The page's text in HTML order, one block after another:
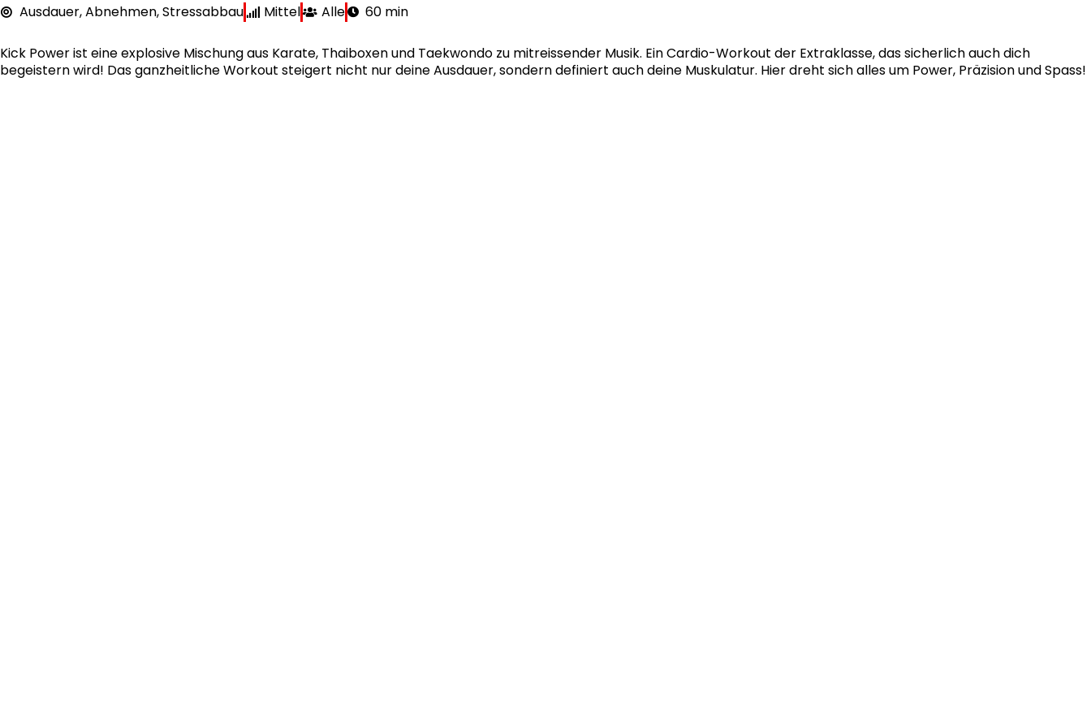
Ausdauer, Abnehmen, Stressabbau Mittel Alle 60 min
Kick Power ist eine explosive Mischung aus Karate, Thaiboxen und Taekwondo zu mitreissender Musik. Ein Cardio-Workout der Extraklasse, das sicherlich auch dich
begeistern wird! Das ganzheitliche Workout steigert nicht nur deine Ausdauer, sondern definiert auch deine Muskulatur. Hier dreht sich alles um Power, Präzision und Spass!